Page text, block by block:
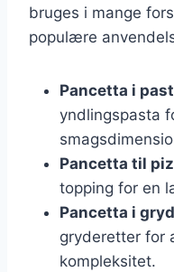
bruges i mange
populære
Pancetta i
yndlingspasta
Pancetta til
topping for en
Pancetta i
gryderetter for
kompleksitet.